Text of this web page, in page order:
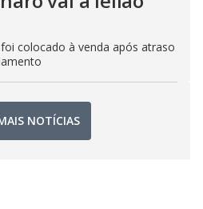
colocado à venda após atraso
NOTÍCIAS